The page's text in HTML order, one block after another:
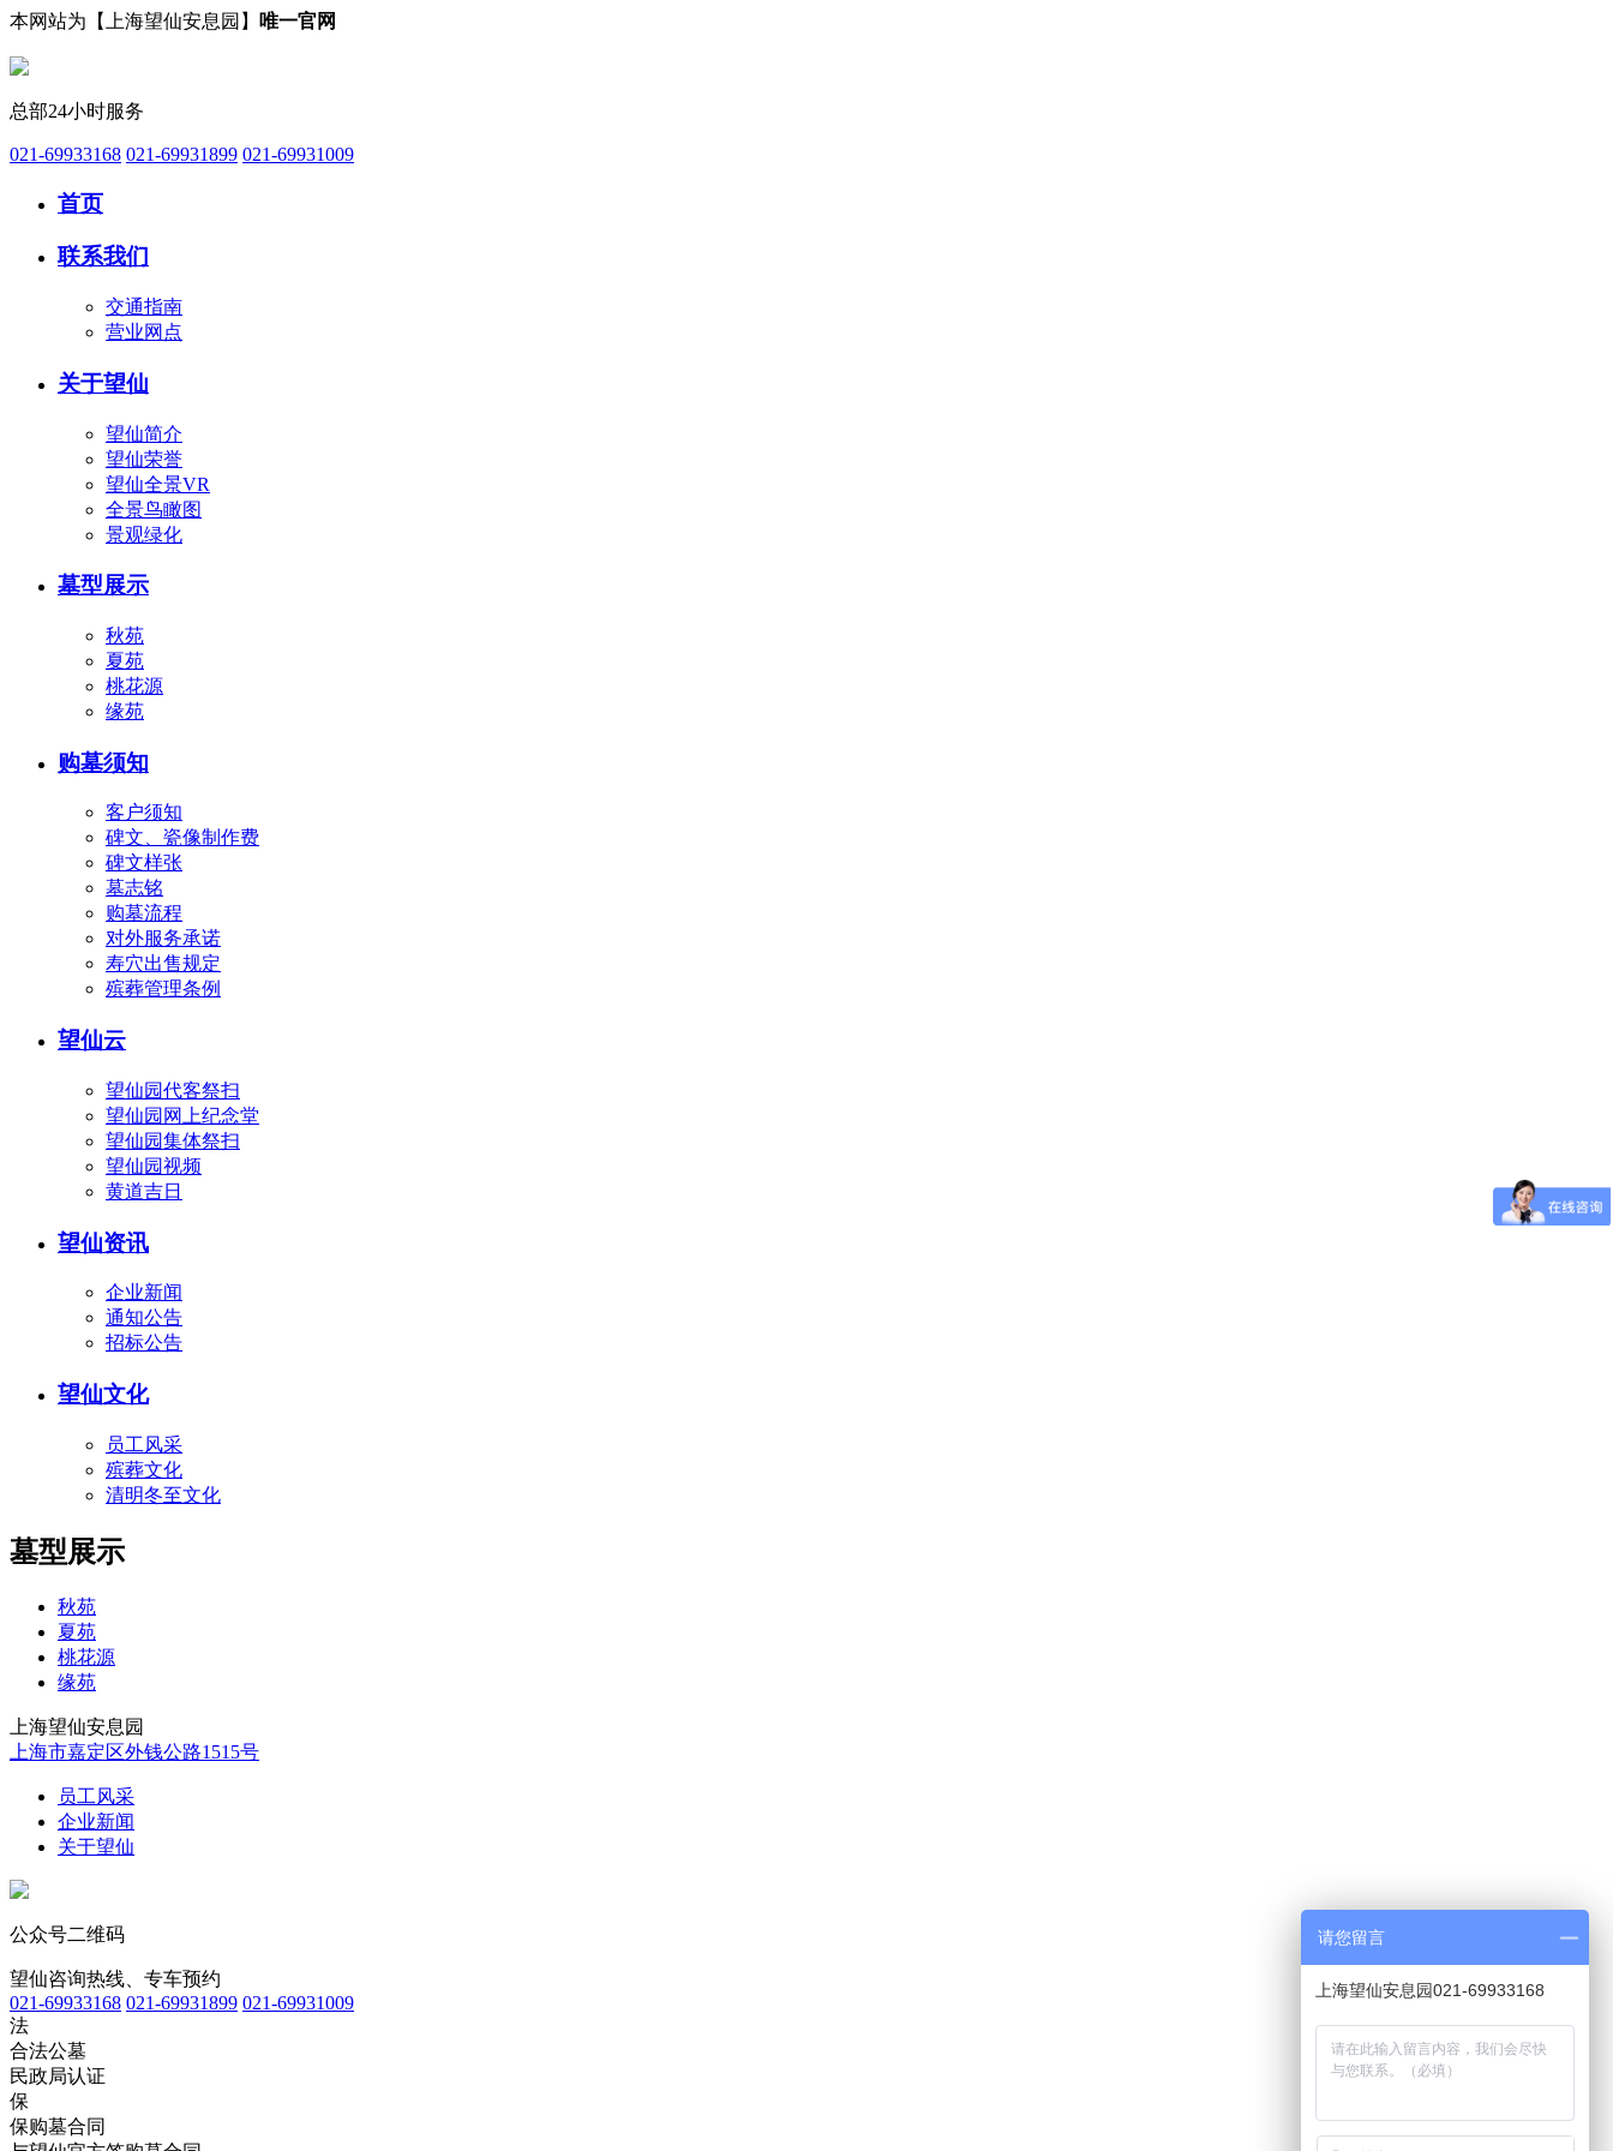
本网站为【上海望仙安息园】 唯一官网
总部24小时服务
021-69933168 021-69931899 021-69931009
首页
联系我们
交通指南
营业网点
关于望仙
望仙简介
望仙荣誉
望仙全景VR
全景鸟瞰图
景观绿化
墓型展示
秋苑
夏苑
桃花源
缘苑
购墓须知
客户须知
碑文、瓷像制作费
碑文样张
墓志铭
购墓流程
对外服务承诺
寿穴出售规定
殡葬管理条例
望仙云
望仙园代客祭扫
望仙园网上纪念堂
望仙园集体祭扫
望仙园视频
黄道吉日
望仙资讯
企业新闻
通知公告
招标公告
望仙文化
员工风采
殡葬文化
清明冬至文化
墓型展示
秋苑
夏苑
桃花源
缘苑
上海望仙安息园
上海市嘉定区外钱公路1515号
员工风采
企业新闻
关于望仙
公众号二维码
望仙咨询热线、专车预约
021-69933168 021-69931899 021-69931009
法
合法公墓
民政局认证
保
保购墓合同
请您留言
上海望仙安息园021-69933168